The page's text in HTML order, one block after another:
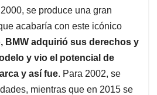
se produce una gran
acabaría con este icónico
BMW adquirió sus derechos y
y vio el potencial de
y así fue. Para 2002, se
mientras que en 2015 se